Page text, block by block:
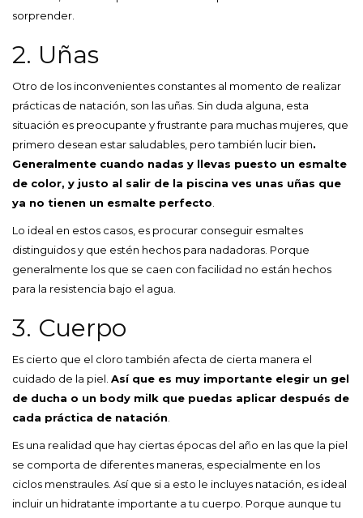
sorprender.
2. Uñas
Otro de los inconvenientes constantes al momento de realizar
prácticas de natación, son las uñas. Sin duda alguna, esta
situación es preocupante y frustrante para muchas mujeres, que
primero desean estar saludables, pero también lucir bien.
Generalmente cuando nadas y llevas puesto un esmalte
de color, y justo al salir de la piscina ves unas uñas que
ya no tienen un esmalte perfecto
Lo ideal en estos casos, es procurar conseguir esmaltes
distinguidos y que estén hechos para nadadoras. Porque
generalmente los que se caen con facilidad no están hechos
para la resistencia bajo el agua.
3. Cuerpo
Es cierto que el cloro también afecta de cierta manera el
cuidado de la piel. Así que es muy importante elegir un gel
de ducha o un body milk que puedas aplicar después de
cada práctica de natación
Es una realidad que hay ciertas épocas del año en las que la piel
se comporta de diferentes maneras, especialmente en los
ciclos menstraules. Así que si a esto le incluyes natación, es ideal
incluir un hidratante importante a tu cuerpo. Porque aunque tu